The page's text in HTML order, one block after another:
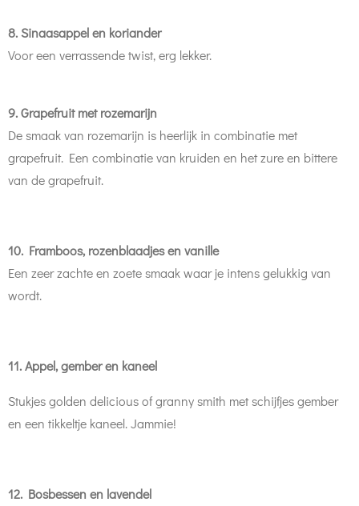
8. Sinaasappel en koriander
Voor een verrassende twist, erg lekker.
9. Grapefruit met rozemarijn
De smaak van rozemarijn is heerlijk in combinatie met
grapefruit. Een combinatie van kruiden en het zure en bittere
van de grapefruit.
10. Framboos, rozenblaadjes en vanille
Een zeer zachte en zoete smaak waar je intens gelukkig van
wordt.
11. Appel, gember en kaneel
Stukjes golden delicious of granny smith met schijfjes gember
en een tikkeltje kaneel. Jammie!
12. Bosbessen en lavendel